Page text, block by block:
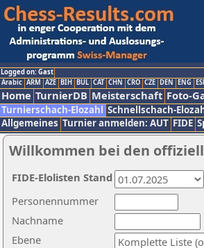
Logged on: Gast
Arabic ARM AZE BIH BUL CAT CHN CRO CZE DEN ENG
Home TurnierDB Meisterschaft Foto-
Turnierschach-Elozahl Schnellschach-
Allgemeines Turnier anmelden: AUT FIDE
Willkommen bei den
Nachname
Ebene
Personennummer
FIDE-Elolisten Stand